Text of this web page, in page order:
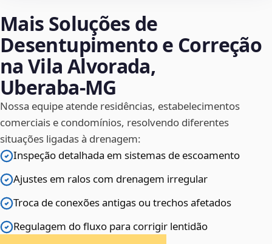
Mais Soluções de
Desentupimento e Correção
na Vila Alvorada,
Uberaba‑MG
Nossa equipe atende residências, estabelecimentos
comerciais e condomínios, resolvendo diferentes
situações ligadas à drenagem:
Inspeção detalhada em sistemas de escoamento
Ajustes em ralos com drenagem irregular
Troca de conexões antigas ou trechos afetados
Regulagem do fluxo para corrigir lentidão